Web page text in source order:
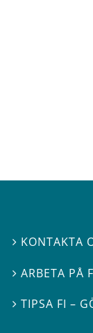
 KONTAKTA
 ARBETA PÅ
TIPSA FI –